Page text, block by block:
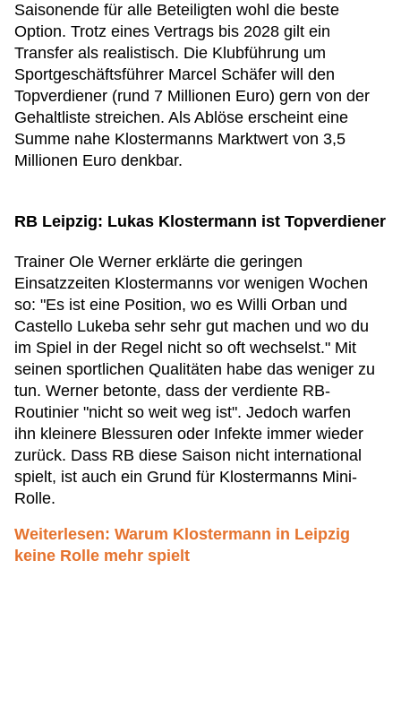
Saisonende für alle Beteiligten wohl die beste
Option. Trotz eines Vertrags bis 2028 gilt ein
Transfer als realistisch. Die Klubführung um
Sportgeschäftsführer Marcel Schäfer will den
Topverdiener (rund 7 Millionen Euro) gern von der
Gehaltliste streichen. Als Ablöse erscheint eine
Summe nahe Klostermanns Marktwert von 3,5
Millionen Euro denkbar.
RB Leipzig: Lukas Klostermann ist Topverdiener
Trainer Ole Werner erklärte die geringen
Einsatzzeiten Klostermanns vor wenigen Wochen
so: "Es ist eine Position, wo es Willi Orban und
Castello Lukeba sehr sehr gut machen und wo du
im Spiel in der Regel nicht so oft wechselst." Mit
seinen sportlichen Qualitäten habe das weniger zu
tun. Werner betonte, dass der verdiente RB-
Routinier "nicht so weit weg ist". Jedoch warfen
ihn kleinere Blessuren oder Infekte immer wieder
zurück. Dass RB diese Saison nicht international
spielt, ist auch ein Grund für Klostermanns Mini-
Rolle.
Weiterlesen: Warum Klostermann in Leipzig
keine Rolle mehr spielt